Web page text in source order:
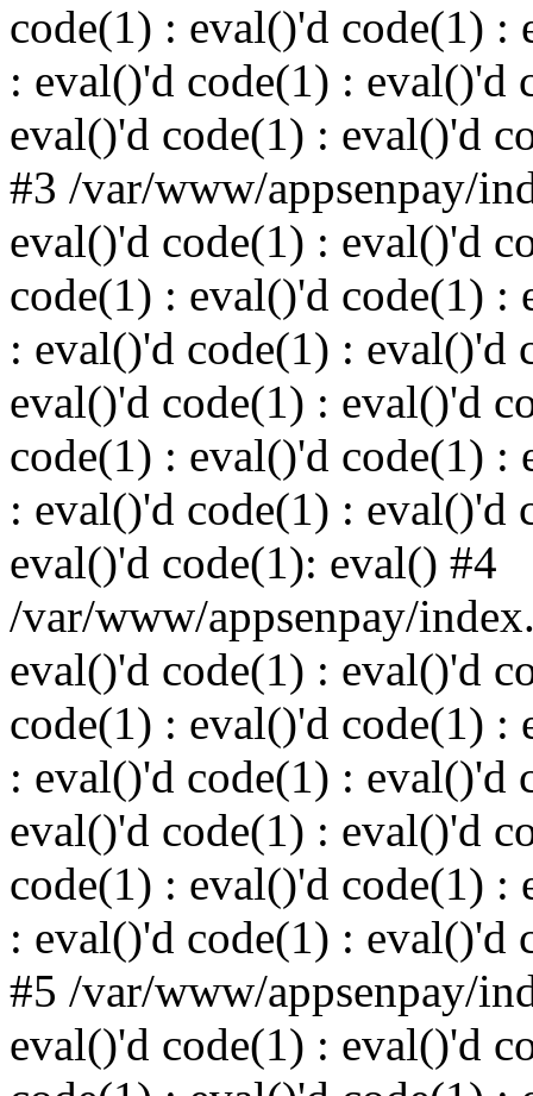
code(1) : eval()'d code(1) :
: eval()'d code(1) : eval()'d
eval()'d code(1) : eval()'d
#3 /var/www/appsenpay/
eval()'d code(1) : eval()'d
code(1) : eval()'d code(1) :
: eval()'d code(1) : eval()'d
eval()'d code(1) : eval()'d
code(1) : eval()'d code(1) :
: eval()'d code(1) : eval()'d
eval()'d code(1): eval() #4
/var/www/appsenpay/
eval()'d code(1) : eval()'d
code(1) : eval()'d code(1) :
: eval()'d code(1) : eval()'d
eval()'d code(1) : eval()'d
code(1) : eval()'d code(1) :
: eval()'d code(1) : eval()'d
#5 /var/www/appsenpay/
eval()'d code(1) : eval()'d